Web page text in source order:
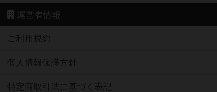
運営者情報
ご利用規約
個人情報保護方針
特定商取引法に基づく表記